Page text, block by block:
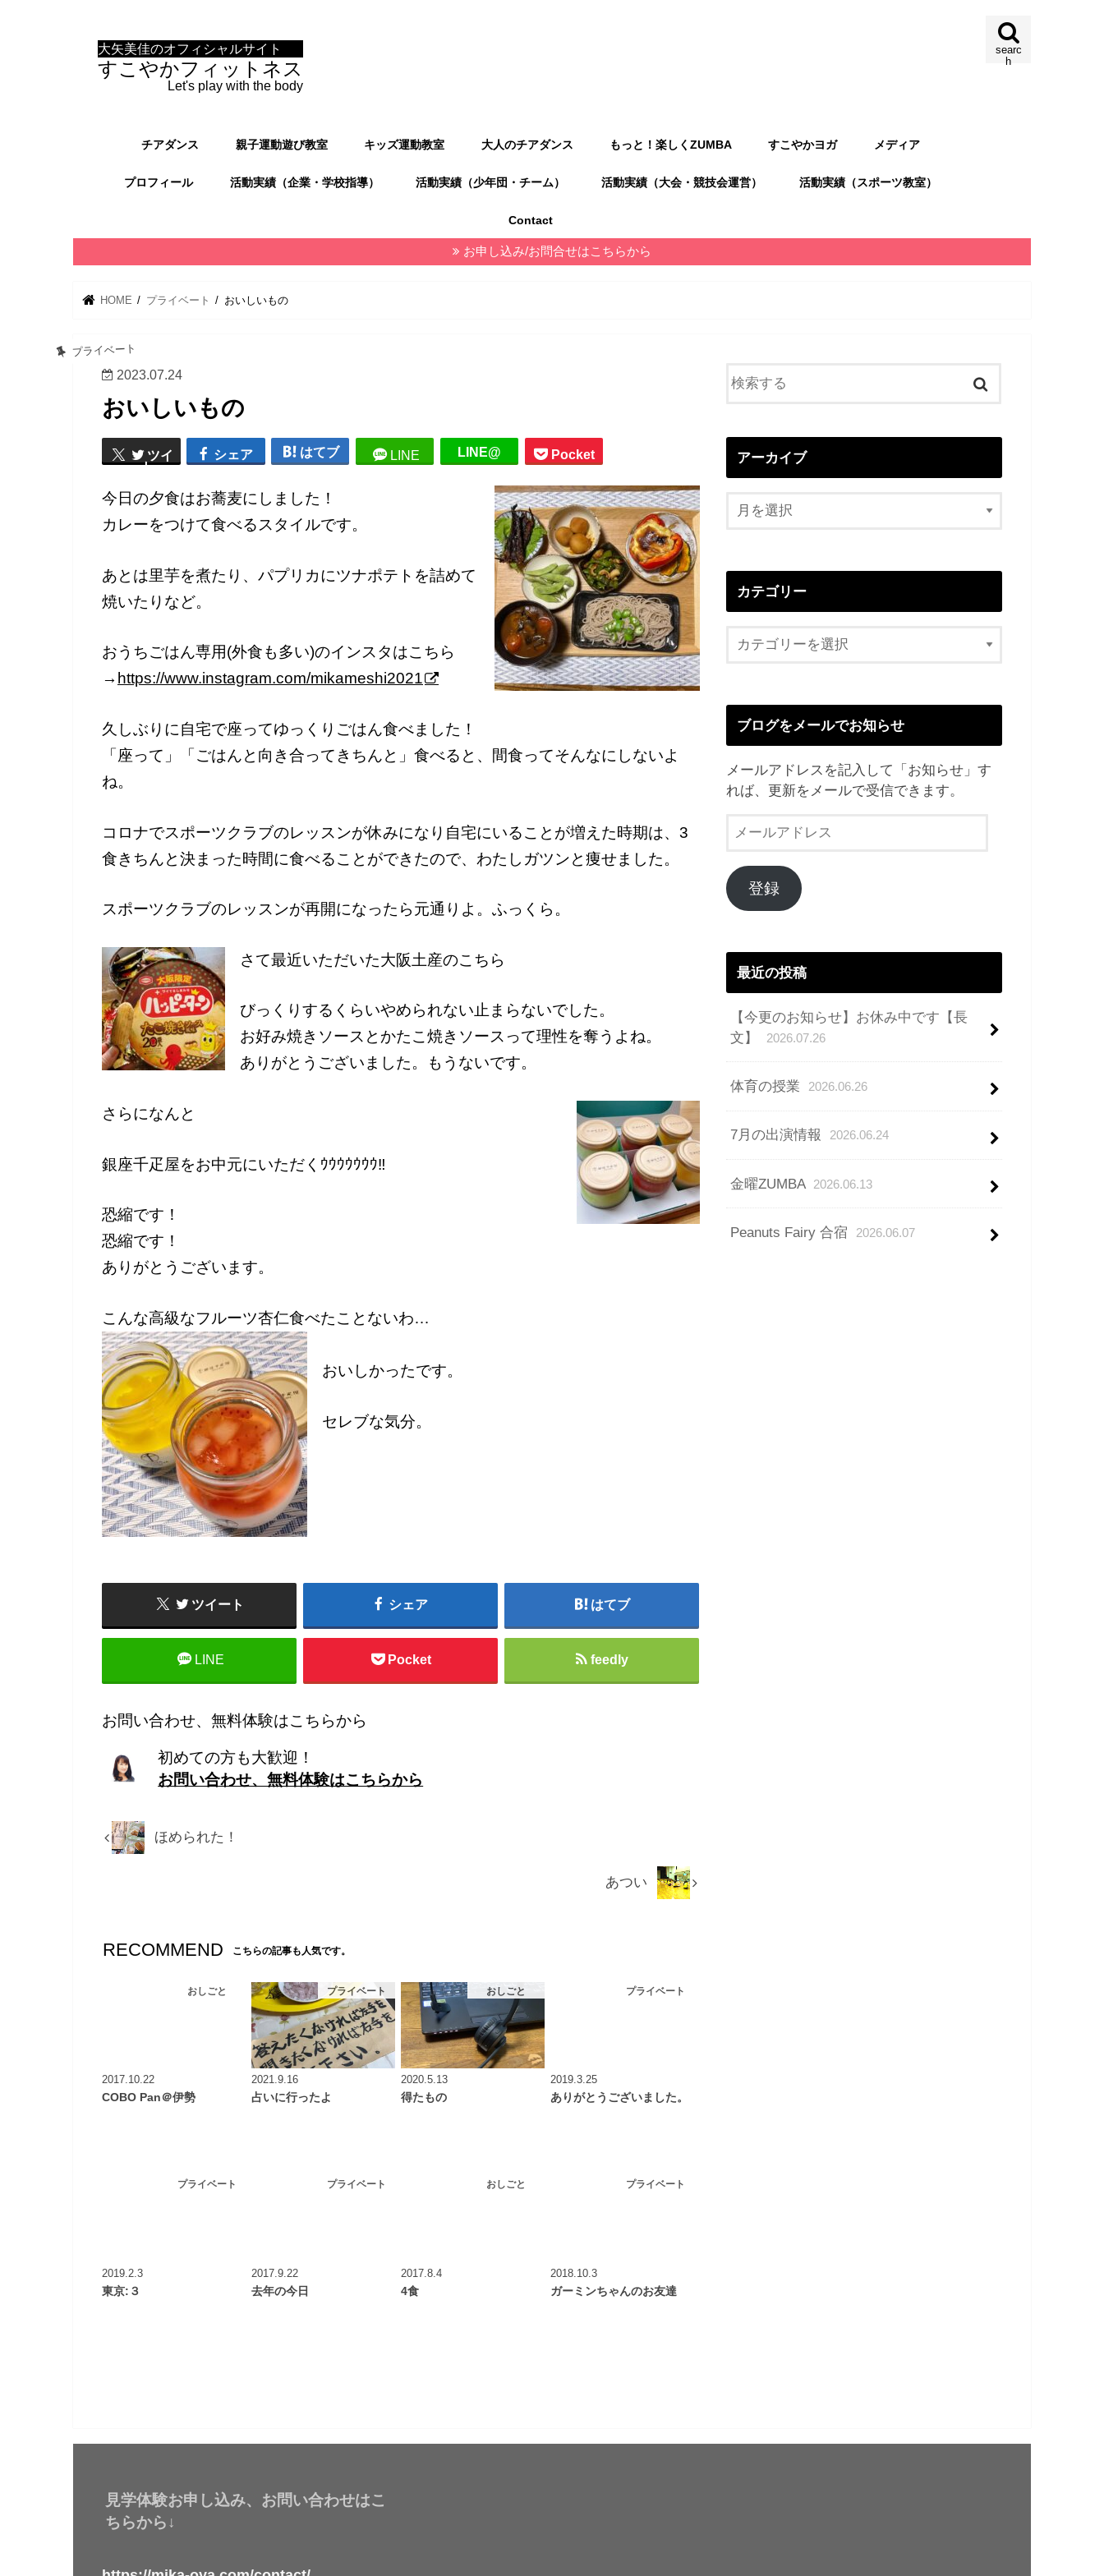
大矢美佳のオフィシャルサイト
すこやかフィットネス
Let's play with the body
searc
h
チアダンス 親子運動遊び教室 キッズ運動教室 大人のチアダンス もっと！楽しくZUMBA すこやかヨガ メディア
プロフィール 活動実績（企業・学校指導） 活動実績（少年団・チーム） 活動実績（大会・競技会運営） 活動実績（スポーツ教室）
Contact
お申し込み/お問合せはこちらから
HOME プライベート おいしいもの
プライベート
2023.07.24
おいしいもの
ツイ
ート
シェア はてブ LINE LINE@ Pocket
今日の夕食はお蕎麦にしました！
カレーをつけて食べるスタイルです。
あとは里芋を煮たり、パプリカにツナポテトを詰めて
焼いたりなど。
おうちごはん専用(外食も多い)のインスタはこちら
→ https://www.instagram.com/mikameshi2021
久しぶりに自宅で座ってゆっくりごはん食べました！
「座って」「ごはんと向き合ってきちんと」食べると、間食ってそんなにしないよ
ね。
コロナでスポーツクラブのレッスンが休みになり自宅にいることが増えた時期は、3
食きちんと決まった時間に食べることができたので、わたしガツンと痩せました。
スポーツクラブのレッスンが再開になったら元通りよ。ふっくら。
さて最近いただいた大阪土産のこちら
びっくりするくらいやめられない止まらないでした。
お好み焼きソースとかたこ焼きソースって理性を奪うよね。
ありがとうございました。もうないです。
さらになんと
銀座千疋屋をお中元にいただくｳｳｳｳｳｳｳ‼︎
恐縮です！
恐縮です！
ありがとうございます。
こんな高級なフルーツ杏仁食べたことないわ…
おいしかったです。
セレブな気分。
ツイート シェア はてブ
LINE Pocket feedly
お問い合わせ、無料体験はこちらから
初めての方も大歓迎！
お問い合わせ、無料体験はこちらから
ほめられた！
あつい
RECOMMEND こちらの記事も人気です。
おしごと
2017.10.22
COBO Pan＠伊勢
プライベート
2021.9.16
占いに行ったよ
おしごと
2020.5.13
得たもの
プライベート
2019.3.25
ありがとうございました。
プライベート
2019.2.3
東京:３
プライベート
2017.9.22
去年の今日
おしごと
2017.8.4
4食
プライベート
2018.10.3
ガーミンちゃんのお友達
アーカイブ
カテゴリー
ブログをメールでお知らせ
メールアドレスを記入して「お知らせ」す
れば、更新をメールで受信できます。
ル
ア
ド
登録
最近の投稿
【今更のお知らせ】お休み中です【長
文】
2026.07.26
体育の授業 2026.06.26
7月の出演情報 2026.06.24
金曜ZUMBA 2026.06.13
Peanuts Fairy 合宿 2026.06.07
見学体験お申し込み、お問い合わせはこ
ちらから↓